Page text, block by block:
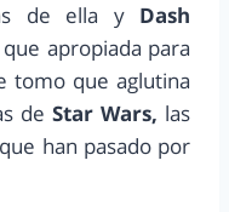
de ella yDash
apropiada para
tomo que aglutina
de Star Wars, las
han pasado por